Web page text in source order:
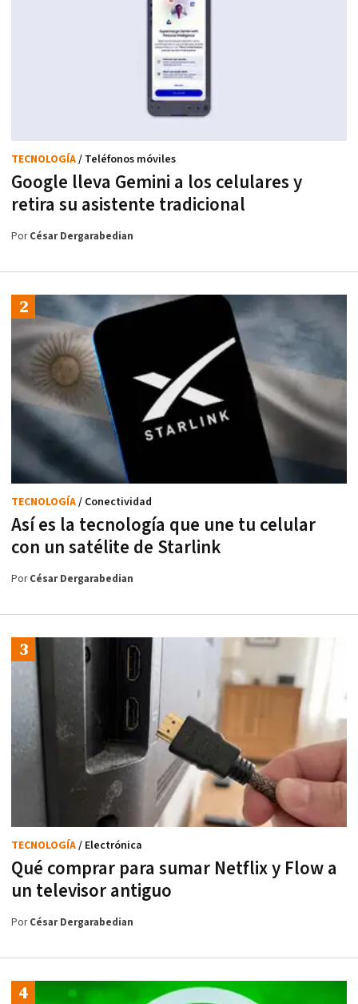
Google lleva Gemini a los celulares y
retira su asistente tradicional
TECNOLOGÍA/ Teléfonos móviles
PorCésar Dergarabedian
Así es la tecnología que une tu celular
con un satélite de Starlink
TECNOLOGÍA/ Conectividad
PorCésar Dergarabedian
Qué comprar para sumar Netflix y Flow a
un televisor antiguo
TECNOLOGÍA/ Electrónica
PorCésar Dergarabedian